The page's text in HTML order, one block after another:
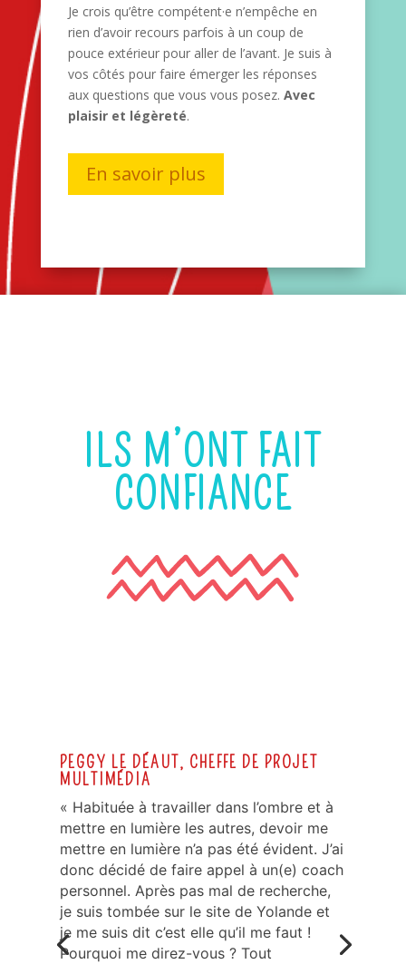
Je crois qu’être compétent·e n’empêche en
rien d’avoir recours parfois à un coup de
pouce extérieur pour aller de l’avant. Je suis à
vos côtés pour faire émerger les réponses
aux questions que vous vous posez. Avec
plaisir et légèreté.
En savoir plus
ILS M’ONT FAIT
CONFIANCE
PEGGY LE DÉAUT, CHEFFE DE PROJET
MULTIMÉDIA
« Habituée à travailler dans l’ombre et à
mettre en lumière les autres, devoir me
mettre en lumière n’a pas été évident. J’ai
donc décidé de faire appel à un(e) coach
personnel. Après pas mal de recherche,
je suis tombée sur le site de Yolande et
je me suis dit c’est elle qu’il me faut !
Pourquoi me direz-vous ? Tout